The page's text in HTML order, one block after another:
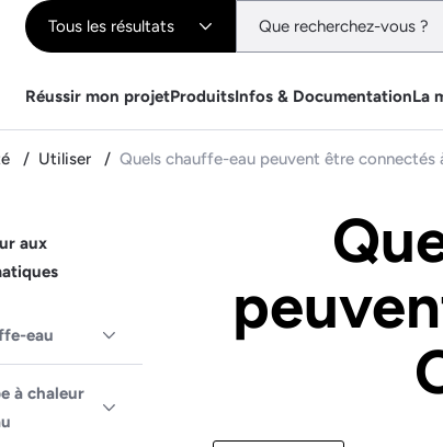
Tous les résultats
Réussir mon projetProduitsInfos & DocumentationLa
Utiliser Quels chauffe-eau peuvent être connectés
aux
eau
à chaleur